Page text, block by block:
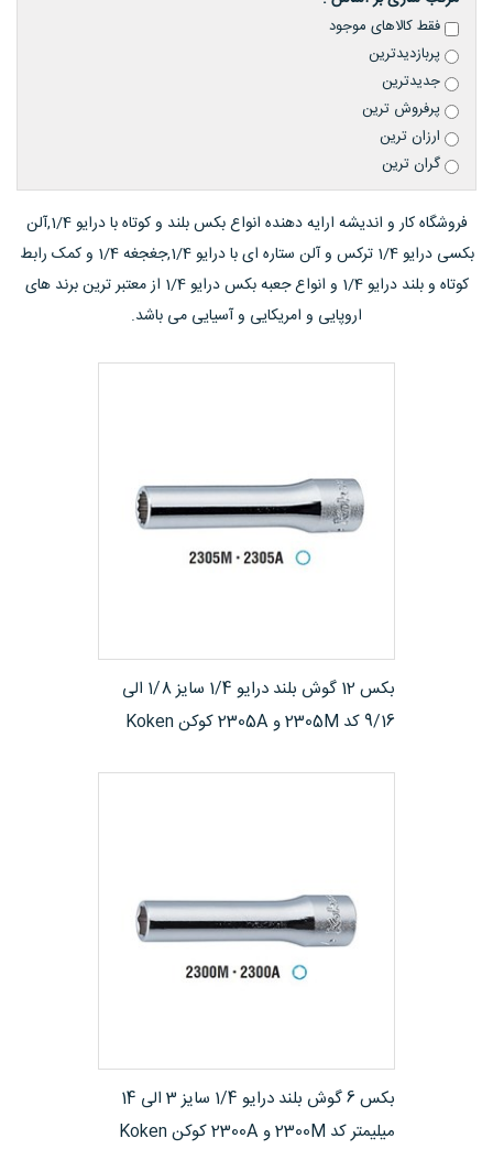
فقط کالاهای موجود
پربازدیدترین
جدیدترین
پرفروش ترین
ارزان ترین
گران ترین
فروشگاه کار و اندیشه ارایه دهنده انواع بکس بلند و کوتاه با درایو 1/4,آلن
بکسی درایو 1/4 ترکس و آلن ستاره ای با درایو 1/4,جغجغه 1/4 و کمک رابط
کوتاه و بلند درایو 1/4 و انواع جعبه بکس درایو 1/4 از معتبر ترین برند های
اروپایی و امریکایی و آسیایی می باشد.
مشاهده محصول
بکس 12 گوش بلند درایو 1/4 سایز 1/8 الی
9/16 کد ​2305M و 2305A کوکن Koken
مشاهده محصول
بکس 6 گوش بلند درایو 1/4 سایز 3 الی 14
میلیمتر کد ​2300M و 2300A کوکن Koken